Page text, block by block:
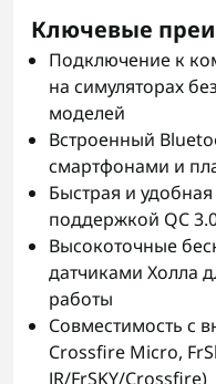
Ключевые
Подключение к
на симуляторах
моделей
Встроенный
смартфонами и
Быстрая и удобная
поддержкой QC
Высокоточныe
датчиками Холла
работы
Совместимость с
Crossfire Micro,
JR/FrSKY/Crossfire)